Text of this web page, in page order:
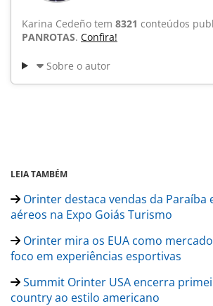
Karina Cedeño tem 8321 conteúdos
PANROTAS. Confira!
Sobre o autor
LEIA TAMBÉM
Orinter destaca vendas da Paraíba
aéreos na Expo Goiás Turismo
Orinter mira os EUA como
foco em experiências esportivas
Summit Orinter USA encerra
country ao estilo americano